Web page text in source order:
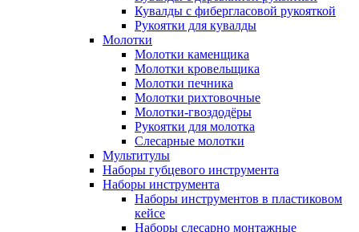
Кувалды с фибергласовой рукояткой
Рукоятки для кувалды
Молотки
Молотки каменщика
Молотки кровельщика
Молотки печника
Молотки рихтовочные
Молотки-гвоздодёры
Рукоятки для молотка
Слесарные молотки
Мультитулы
Наборы губцевого инструмента
Наборы инструмента
Наборы инструментов в пластиковом
кейсе
Наборы слесарно монтажные